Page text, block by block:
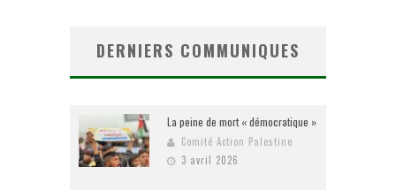
DERNIERS COMMUNIQUES
La peine de mort « démocratique »
Comité Action Palestine
3 avril 2026